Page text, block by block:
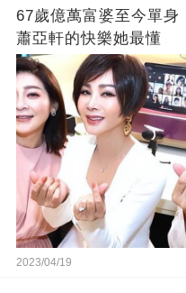
67歲億萬富婆至今單身
蕭亞軒的快樂她最懂
2023/04/19